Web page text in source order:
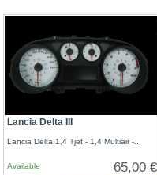
Lancia Delta III
Lancia Delta 1,4 Tjet - 1,4 Multiair -...
65,00 €
Available